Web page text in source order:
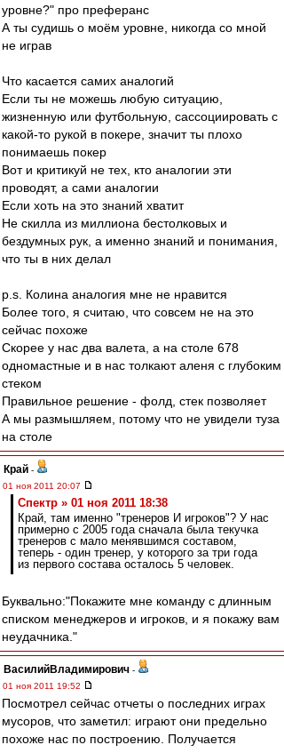
уровне?" про преферанс
А ты судишь о моём уровне, никогда со мной
не играв
Что касается самих аналогий
Если ты не можешь любую ситуацию,
жизненную или футбольную, сассоциировать с
какой-то рукой в покере, значит ты плохо
понимаешь покер
Вот и критикуй не тех, кто аналогии эти
проводят, а сами аналогии
Если хоть на это знаний хватит
Не скилла из миллиона бестолковых и
бездумных рук, а именно знаний и понимания,
что ты в них делал
p.s. Колина аналогия мне не нравится
Более того, я считаю, что совсем не на это
сейчас похоже
Скорее у нас два валета, а на столе 678
одномастные и в нас толкают аленя с глубоким
стеком
Правильное решение - фолд, стек позволяет
А мы размышляем, потому что не увидели туза
на столе
Край -
01 ноя 2011 20:07
Спектр » 01 ноя 2011 18:38
Край, там именно "тренеров И игроков"? У нас
примерно с 2005 года сначала была текучка
тренеров с мало менявшимся составом,
теперь - один тренер, у которого за три года
из первого состава осталось 5 человек.
Буквально:"Покажите мне команду с длинным
списком менеджеров и игроков, и я покажу вам
неудачника."
ВасилийВладимирович -
01 ноя 2011 19:52
Посмотрел сейчас отчеты о последних играх
мусоров, что заметил: играют они предельно
похоже нас по построению. Получается